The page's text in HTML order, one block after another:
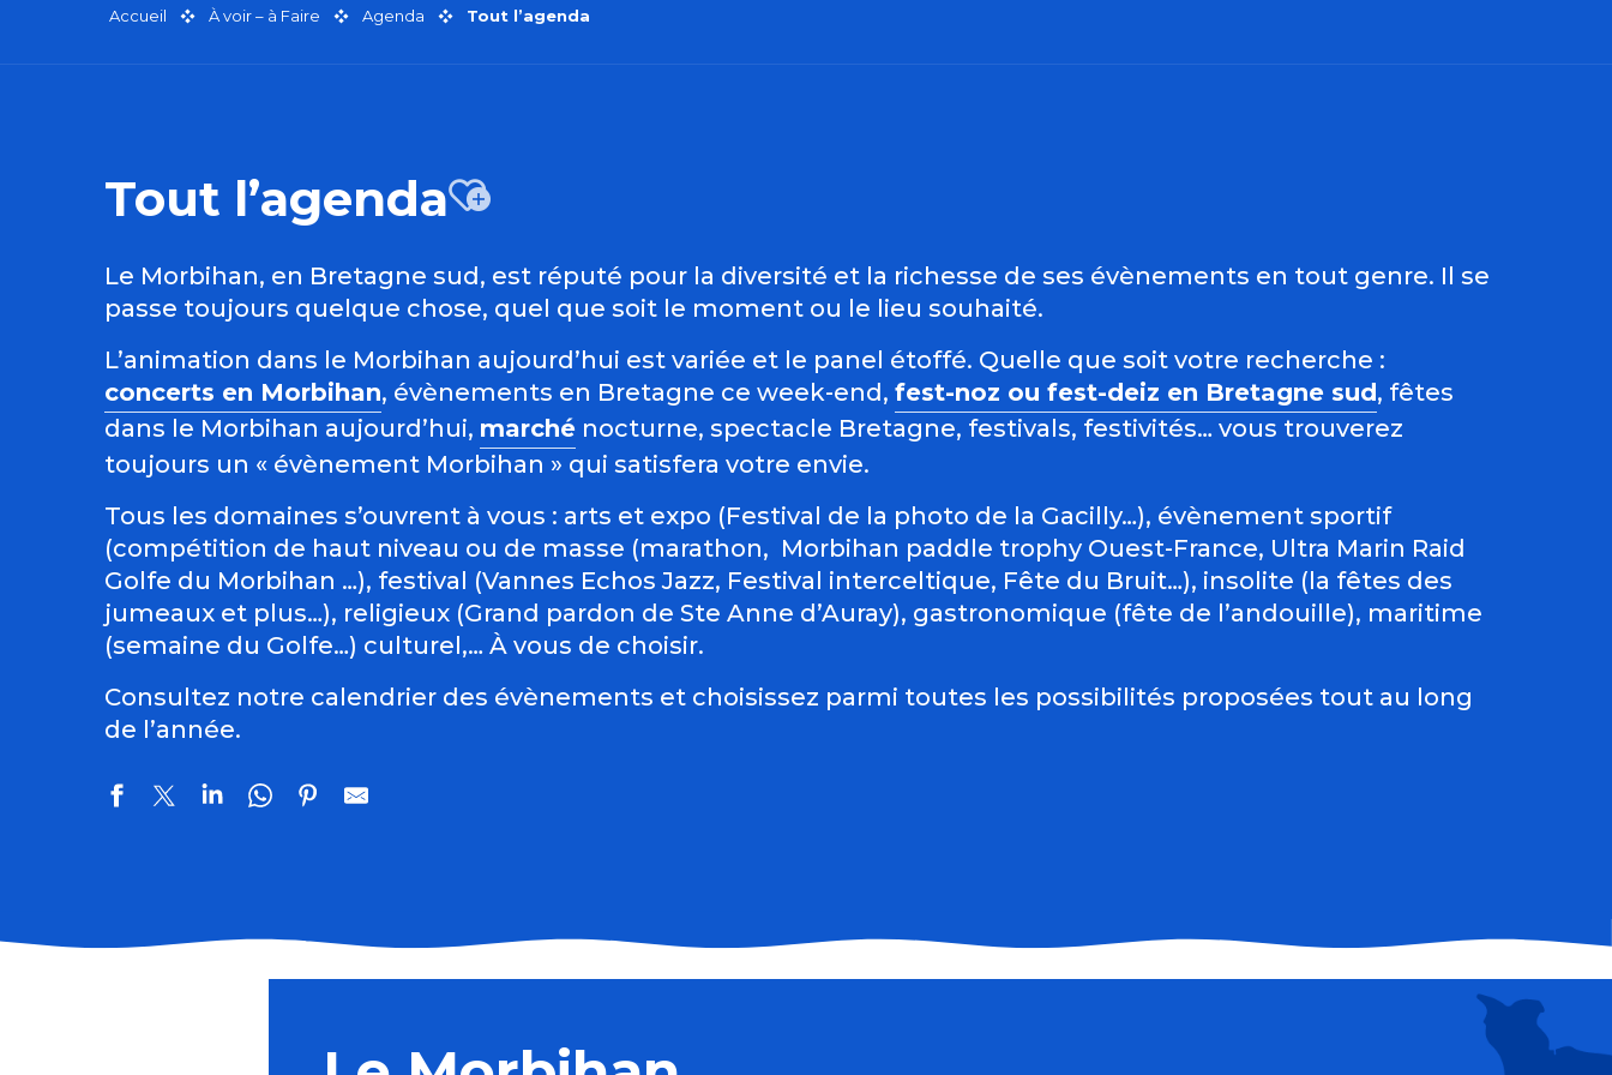
Accueil À voir – à Faire Agenda Tout l’agenda
Tout l’agendaAjouter aux favoris
Le Morbihan, en Bretagne sud, est réputé pour la diversité et la richesse de ses évènements en tout genre. Il se
passe toujours quelque chose, quel que soit le moment ou le lieu souhaité.
L’animation dans le Morbihan aujourd’hui est variée et le panel étoffé. Quelle que soit votre recherche :
concerts en Morbihan, évènements en Bretagne ce week-end, fest-noz ou fest-deiz en Bretagne sud, fêtes
dans le Morbihan aujourd’hui, marché nocturne, spectacle Bretagne, festivals, festivités… vous trouverez
toujours un « évènement Morbihan » qui satisfera votre envie.
Tous les domaines s’ouvrent à vous : arts et expo (Festival de la photo de la Gacilly…), évènement sportif
(compétition de haut niveau ou de masse (marathon, Morbihan paddle trophy Ouest-France, Ultra Marin Raid
Golfe du Morbihan …), festival (Vannes Echos Jazz, Festival interceltique, Fête du Bruit…), insolite (la fêtes des
jumeaux et plus…), religieux (Grand pardon de Ste Anne d’Auray), gastronomique (fête de l’andouille), maritime
(semaine du Golfe…) culturel,… À vous de choisir.
Consultez notre calendrier des évènements et choisissez parmi toutes les possibilités proposées tout au long
de l’année.
Exposition des artistes pluneretains